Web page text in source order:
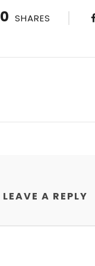
0 SHARES
LEAVE A REPLY